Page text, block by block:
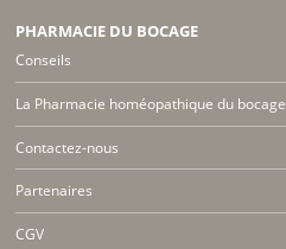
PHARMACIE DU BOCAGE
Conseils
La Pharmacie homéopathique du bocage
Contactez-nous
Partenaires
CGV